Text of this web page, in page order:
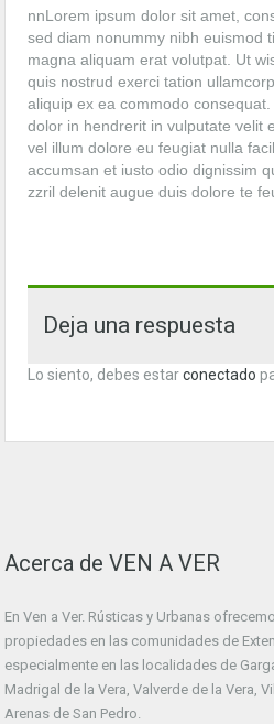
nnLorem ipsum dolor sit amet,
sed diam nonummy nibh euismod
magna aliquam erat volutpat. Ut
quis nostrud exerci tation
aliquip ex ea commodo
dolor in hendrerit in vulputate velit
vel illum dolore eu feugiat nulla
accumsan et iusto odio dignissim
zzril delenit augue duis dolore te
Deja una respuesta
Lo siento, debes estarconectado
Acerca de VEN A VER
En Ven a Ver. Rústicas y Urbanas
propiedades en las comunidades de
especialmente en las localidades de
Madrigal de la Vera, Valverde de la Vera,
Arenas de San Pedro.